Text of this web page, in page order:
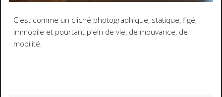
C'est comme un cliché photographique, statique, figé,
immobile et pourtant plein de vie, de mouvance, de
mobilité.